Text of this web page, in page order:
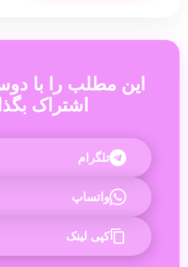
این مطلب را با
اشتراک
تلگرام
واتساپ
کپی لینک